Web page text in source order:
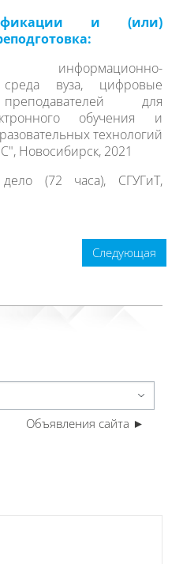
и (или)
информационно-
среда вуза, цифровые
для
обучения и
технологий
Новосибирск, 2021
(72 часа), СГУГиТ,
Следующая
Объявления сайта ►